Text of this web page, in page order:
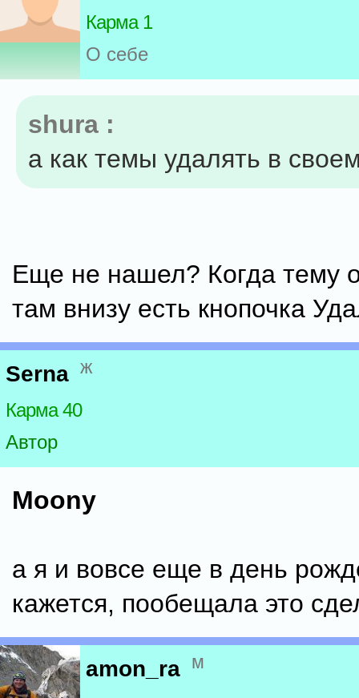
Карма 1
О себе
shura :
а как темы удалять в
Еще не нашел? Когда тему
там внизу есть кнопочка
Serna ж
Карма 40
Автор
Moony
а я и вовсе еще в день
кажется, пообещала это
amon_ra м